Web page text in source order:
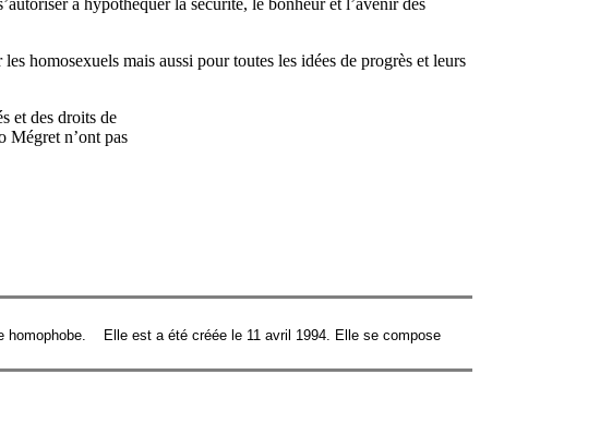
à hypothéquer la sécurité, le bonheur et l’avenir des
homosexuels mais aussi pour toutes les idées de progrès et leurs
et des droits de
Mégret n’ont pas
homophobe. Elle est a été créée le 11 avril 1994. Elle se compose